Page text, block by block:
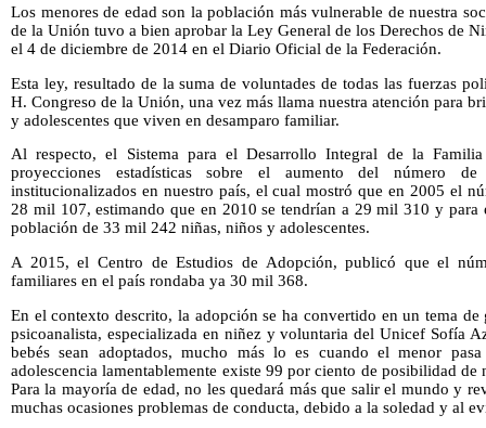
Los menores de edad son la población más vulnerable de nuestra
de la Unión tuvo a bien aprobar la Ley General de los Derechos de
el 4 de diciembre de 2014 en el Diario Oficial de la Federación.
Esta ley, resultado de la suma de voluntades de todas las fuerzas
H. Congreso de la Unión, una vez más llama nuestra atención para
y adolescentes que viven en desamparo familiar.
Al respecto, el Sistema para el Desarrollo Integral de la
proyecciones estadísticas sobre el aumento del número
institucionalizados en nuestro país, el cual mostró que en 2005 el
28 mil 107, estimando que en 2010 se tendrían a 29 mil 310 y
población de 33 mil 242 niñas, niños y adolescentes.
A 2015, el Centro de Estudios de Adopción, publicó que el
familiares en el país rondaba ya 30 mil 368.
En el contexto descrito, la adopción se ha convertido en un tema de
psicoanalista, especializada en niñez y voluntaria del Unicef Sofía
bebés sean adoptados, mucho más lo es cuando el menor
adolescencia lamentablemente existe 99 por ciento de posibilidad
Para la mayoría de edad, no les quedará más que salir el mundo y
muchas ocasiones problemas de conducta, debido a la soledad y al